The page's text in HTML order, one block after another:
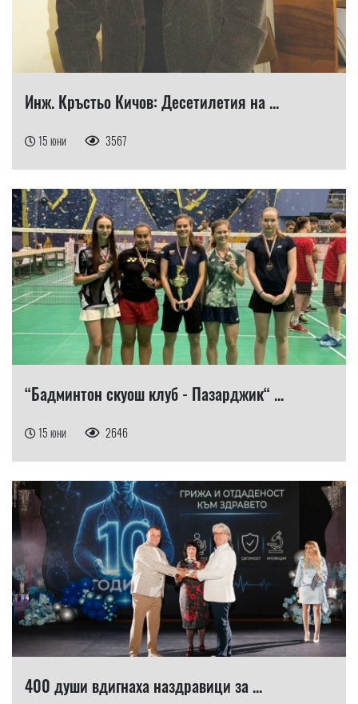
Инж. Кръстьо Кичов: Десетилетия на ...
15 юни 3567
“Бадминтон скуош клуб - Пазарджик“ ...
15 юни 2646
400 души вдигнаха наздравици за ...